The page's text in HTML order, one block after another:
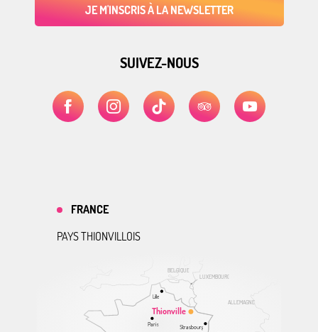
JE M'INSCRIS À LA NEWSLETTER
SUIVEZ-NOUS
ALLEMAGNE
BELGIQUE
LUXEMBOURG
Thionville
Lille
Paris Strasbourg
FRANCE
PAYS THIONVILLOIS